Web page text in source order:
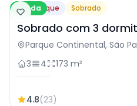
Venda
Destaque Sobrado
Sobrado com 3
Parque Continental, São
3
4 173 m²
4.8(23)